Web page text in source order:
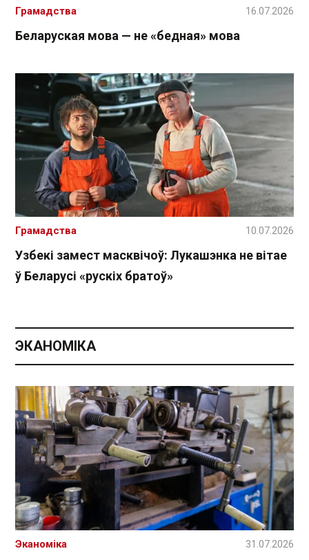
Беларуская мова — не «бедная» мова
Грамадства 16.07.2026
Узбекі замест масквічоў: Лукашэнка не вітае
ў Беларусі «рускіх братоў»
Грамадства 10.07.2026
ЭКАНОМІКА
Эканоміка 31.07.2026